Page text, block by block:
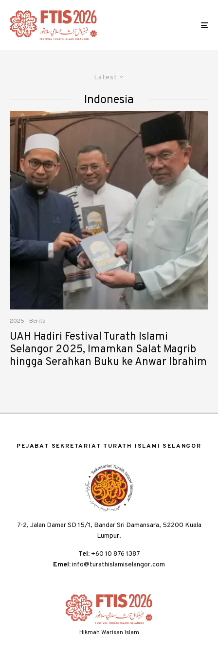
Latest
Indonesia
2025 Berita
UAH Hadiri Festival Turath Islami
Selangor 2025, Imamkan Salat Magrib
hingga Serahkan Buku ke Anwar Ibrahim
PEJABAT SEKRETARIAT TURATH ISLAMI SELANGOR
7-2, Jalan Damar SD 15/1, Bandar Sri Damansara, 52200 Kuala
Lumpur.
Tel:+60 10 876 1387
Emel:info@turathislamiselangor.com
Hikmah Warisan Islam